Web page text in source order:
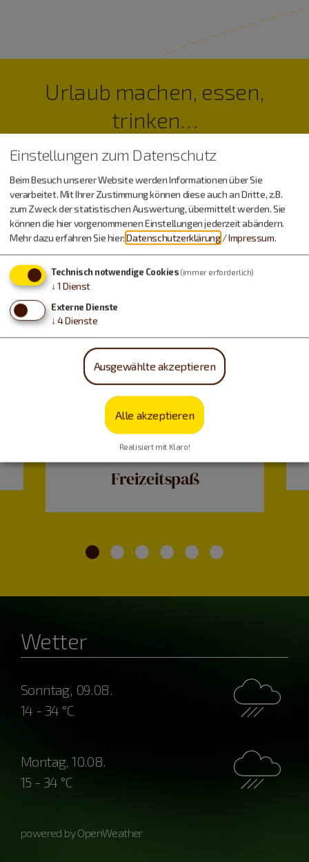
Urlaub machen, essen,
trinken…
Freizeitspaß
Wetter
Sonntag, 09.08.
14 - 34 °C
Montag, 10.08.
15 - 34 °C
powered by OpenWeather
Einstellungen zum Datenschutz
Beim Besuch unserer Website werden Informationen über Sie
verarbeitet. Mit Ihrer Zustimmung können diese auch an Dritte, z.B.
zum Zweck der statistischen Auswertung, übermittelt werden. Sie
können die hier vorgenommenen Einstellungen jederzeit abändern.
Mehr dazu erfahren Sie hier:Datenschutzerklärung /Impressum.
Technisch notwendige Cookies (immer erforderlich)
↓ 1 Dienst
Externe Dienste
↓ 4Dienste
Ausgewählte akzeptieren
Alle akzeptieren
Realisiert mit Klaro!